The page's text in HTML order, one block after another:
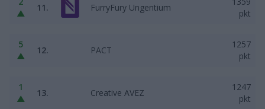
▲
11. FurryFury Ungentium
pkt
5
▲
12. PACT
1257
pkt
1
▲
13. Creative AVEZ
1247
pkt